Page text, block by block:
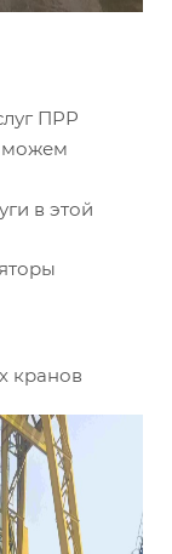
ПРР
можем
в этой
кранов